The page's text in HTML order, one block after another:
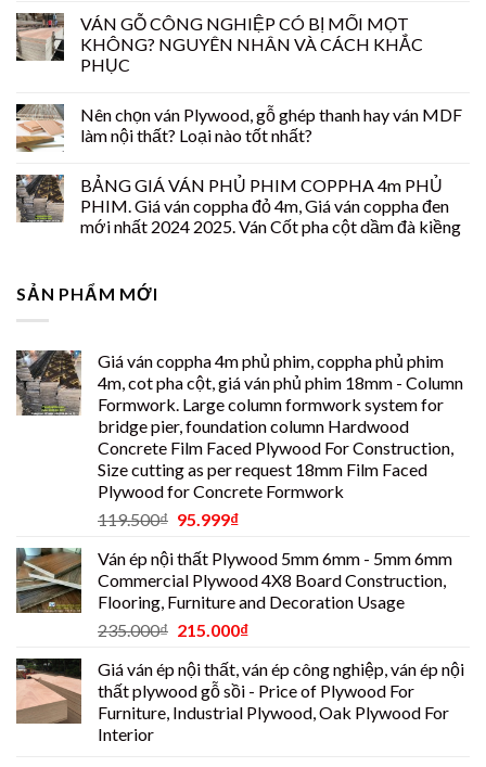
VÁN GỖ CÔNG NGHIỆP CÓ BỊ MỐI MỌT
KHÔNG? NGUYÊN NHÂN VÀ CÁCH KHẮC
PHỤC
Nên chọn ván Plywood, gỗ ghép thanh hay ván MDF
làm nội thất? Loại nào tốt nhất?
BẢNG GIÁ VÁN PHỦ PHIM COPPHA 4m PHỦ
PHIM. Giá ván coppha đỏ 4m, Giá ván coppha đen
mới nhất 2024 2025. Ván Cốt pha cột dầm đà kiềng
SẢN PHẨM MỚI
Giá ván coppha 4m phủ phim, coppha phủ phim
4m, cot pha cột, giá ván phủ phim 18mm - Column
Formwork. Large column formwork system for
bridge pier, foundation column Hardwood
Concrete Film Faced Plywood For Construction,
Size cutting as per request 18mm Film Faced
Plywood for Concrete Formwork
119.500₫ 95.999₫
Ván ép nội thất Plywood 5mm 6mm - 5mm 6mm
Commercial Plywood 4X8 Board Construction,
Flooring, Furniture and Decoration Usage
235.000₫ 215.000₫
Giá ván ép nội thất, ván ép công nghiệp, ván ép nội
thất plywood gỗ sồi - Price of Plywood For
Furniture, Industrial Plywood, Oak Plywood For
Interior